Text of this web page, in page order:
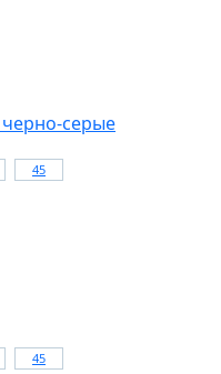
черно-серые
45
45